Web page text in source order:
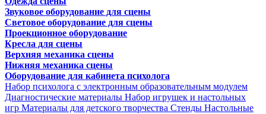
Звуковое оборудование для сцены
Световое оборудование для сцены
Проекционное оборудование
Кресла для сцены
Верхняя механика сцены
Нижняя механика сцены
Оборудование для кабинета психолога
Набор психолога с электронным образовательным модулем
Диагностические материалы Набор игрушек и настольных
игр Материалы для детского творчества Стенды Настольные